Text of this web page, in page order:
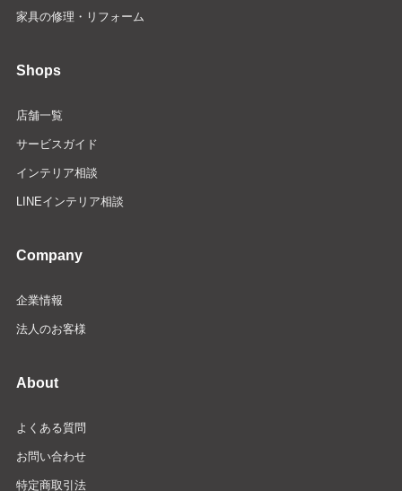
家具の修理・リフォーム
Shops
店舗一覧
サービスガイド
インテリア相談
LINEインテリア相談
Company
企業情報
法人のお客様
About
よくある質問
お問い合わせ
特定商取引法